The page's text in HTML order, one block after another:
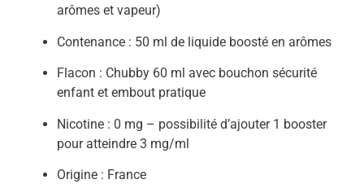
arômes et vapeur)
Contenance : 50 ml de liquide boosté en arômes
Flacon : Chubby 60 ml avec bouchon sécurité
enfant et embout pratique
Nicotine : 0 mg – possibilité d’ajouter 1 booster
pour atteindre 3 mg/ml
Origine : France